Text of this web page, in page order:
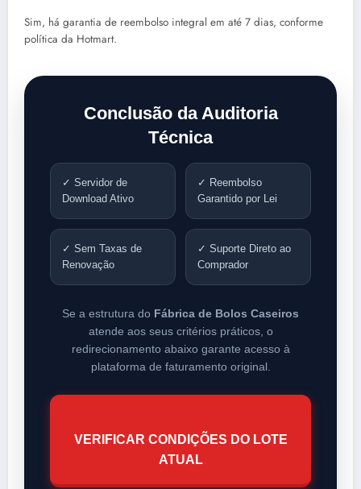
Sim, há garantia de reembolso integral em até 7 dias, conforme
política da Hotmart.
Conclusão da Auditoria
Técnica
✓ Servidor de
Download Ativo
✓ Reembolso
Garantido por Lei
✓ Sem Taxas de
Renovação
✓ Suporte Direto ao
Comprador
Se a estrutura do Fábrica de Bolos Caseiros
atende aos seus critérios práticos, o
redirecionamento abaixo garante acesso à
plataforma de faturamento original.
VERIFICAR CONDIÇÕES DO LOTE
ATUAL